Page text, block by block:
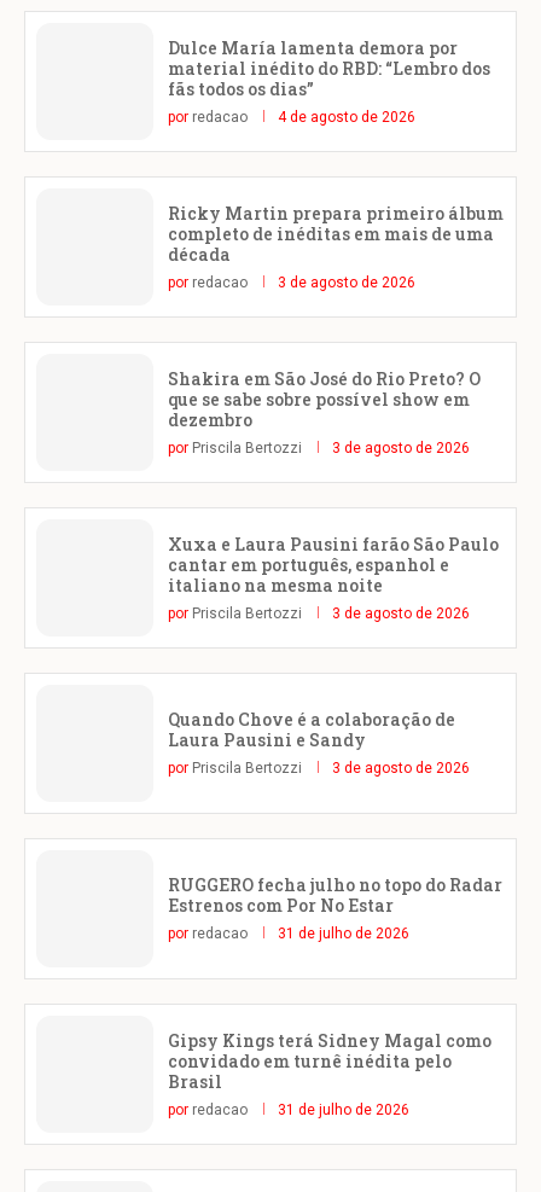
Dulce María lamenta demora por
material inédito do RBD: “Lembro dos
fãs todos os dias”
por redacao 4 de agosto de 2026
Ricky Martin prepara primeiro álbum
completo de inéditas em mais de uma
década
por redacao 3 de agosto de 2026
Shakira em São José do Rio Preto? O
que se sabe sobre possível show em
dezembro
por Priscila Bertozzi 3 de agosto de 2026
Xuxa e Laura Pausini farão São Paulo
cantar em português, espanhol e
italiano na mesma noite
por Priscila Bertozzi 3 de agosto de 2026
Quando Chove é a colaboração de
Laura Pausini e Sandy
por Priscila Bertozzi 3 de agosto de 2026
RUGGERO fecha julho no topo do Radar
Estrenos com Por No Estar
por redacao 31 de julho de 2026
Gipsy Kings terá Sidney Magal como
convidado em turnê inédita pelo
Brasil
por redacao 31 de julho de 2026